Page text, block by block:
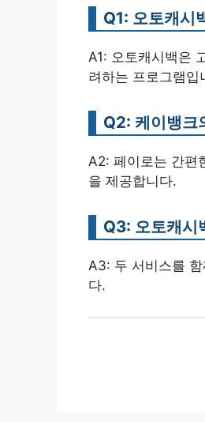
Q1: 오토캐시
A1: 오토캐시백은
려하는 프로그램입
Q2: 케이뱅크
A2: 페이로는 간편
을 제공합니다.
Q3: 오토캐시
A3: 두 서비스를
다.